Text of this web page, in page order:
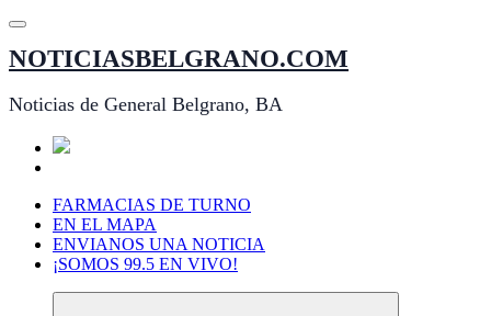
Saltar
contenido
NOTICIASBELGRANO.COM
Noticias de General Belgrano, BA
FARMACIAS DE TURNO
EN EL MAPA
ENVIANOS UNA NOTICIA
¡SOMOS 99.5 EN VIVO!